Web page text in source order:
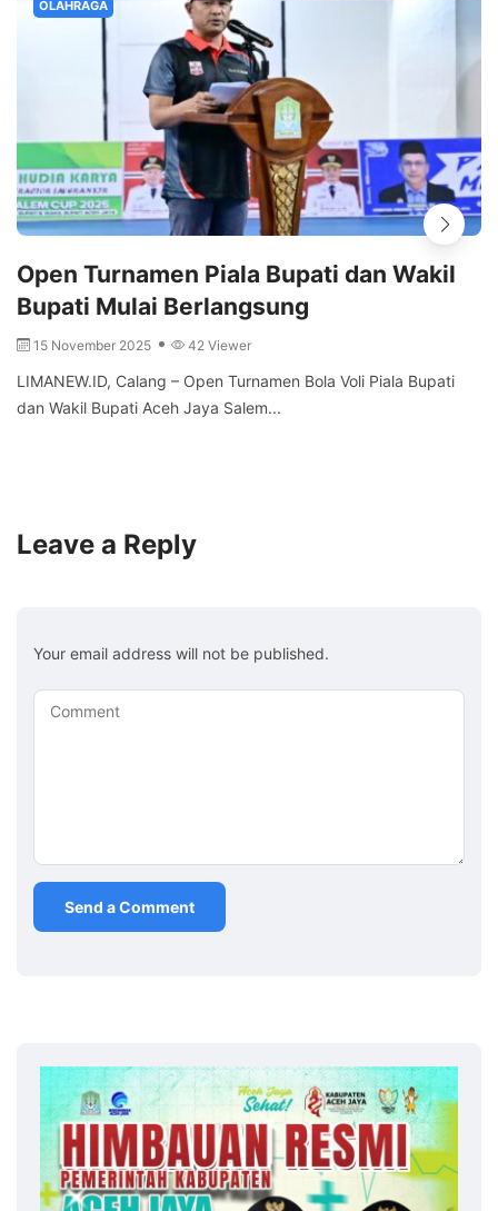
OLAHRAGA
Open Turnamen Piala Bupati dan Wakil
Bupati Mulai Berlangsung
15 November 2025 42 Viewer
LIMANEW.ID, Calang – Open Turnamen Bola Voli Piala Bupati
dan Wakil Bupati Aceh Jaya Salem...
Leave a Reply
Your email address will not be published.
Comment